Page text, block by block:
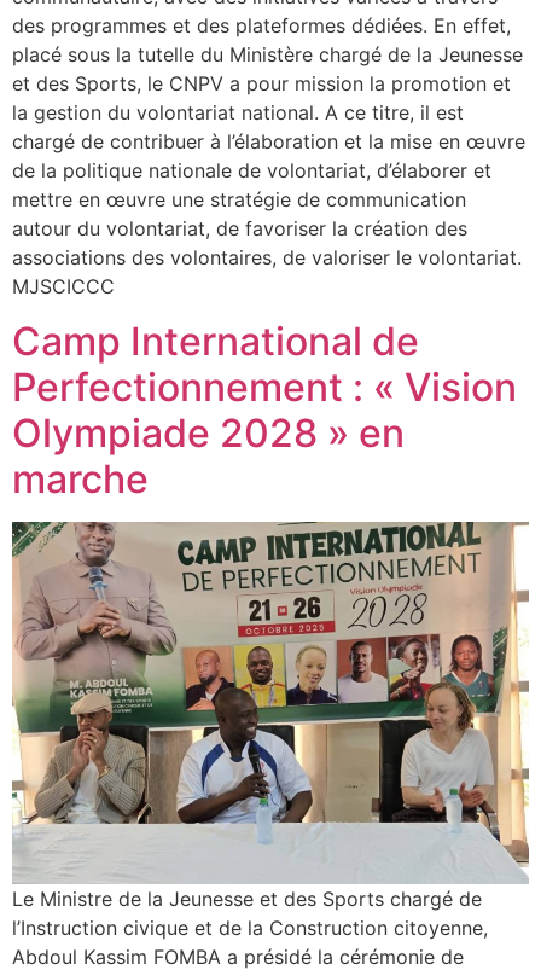
des programmes et des plateformes dédiées. En effet,
placé sous la tutelle du Ministère chargé de la Jeunesse
et des Sports, le CNPV a pour mission la promotion et
la gestion du volontariat national. A ce titre, il est
chargé de contribuer à l’élaboration et la mise en œuvre
de la politique nationale de volontariat, d’élaborer et
mettre en œuvre une stratégie de communication
autour du volontariat, de favoriser la création des
associations des volontaires, de valoriser le volontariat.
MJSCICCC
Camp International de
Perfectionnement : « Vision
Olympiade 2028 » en
marche
Le Ministre de la Jeunesse et des Sports chargé de
l’Instruction civique et de la Construction citoyenne,
Abdoul Kassim FOMBA a présidé la cérémonie de